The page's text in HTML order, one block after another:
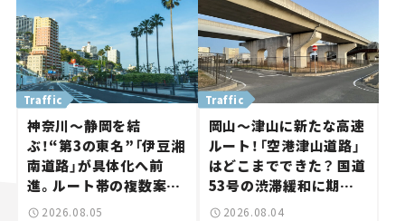
神奈川～静岡を結
ぶ！“第3の東名”「伊豆湘
南道路」が具体化へ前
進。ルート帯の複数案検
討へ。熱海まで信号ゼロ
Traffic
2026.08.05
岡山～津山に新たな高速
ルート！「空港津山道路」
はどこまでできた？ 国道
53号の渋滞緩和に期待。
岡山市側でも動きが【い
Traffic
2026.08.04